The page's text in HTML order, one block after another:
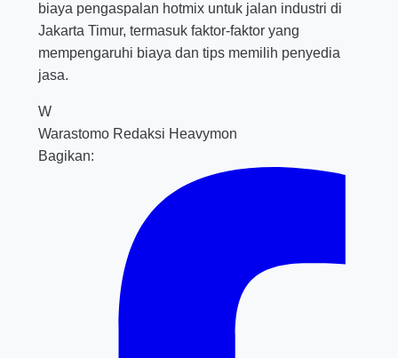
biaya pengaspalan hotmix untuk jalan industri di
Jakarta Timur, termasuk faktor-faktor yang
mempengaruhi biaya dan tips memilih penyedia
jasa.
W
Warastomo Redaksi Heavymon
Bagikan: